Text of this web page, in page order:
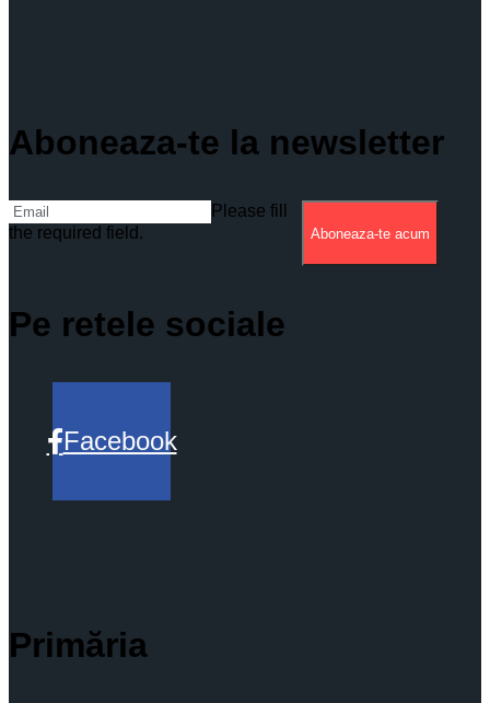
Aboneaza-te la newsletter
Please fill
the required field.
Aboneaza-te acum
Pe retele sociale
Facebook
Primăria